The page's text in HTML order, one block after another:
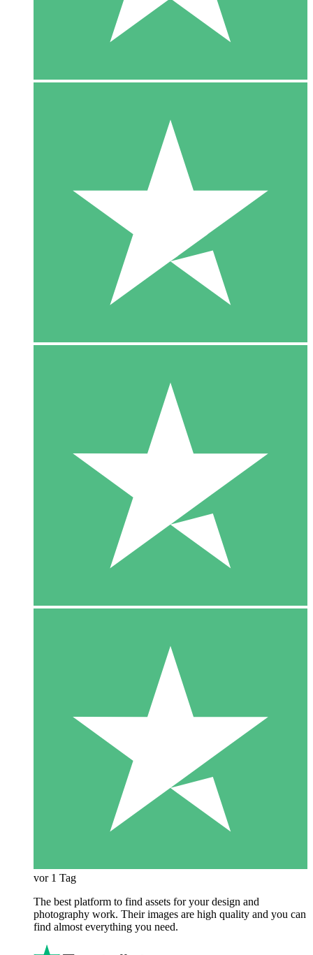
vor 1 Tag
The best platform to find assets for your design and
photography work. Their images are high quality and you can
find almost everything you need.